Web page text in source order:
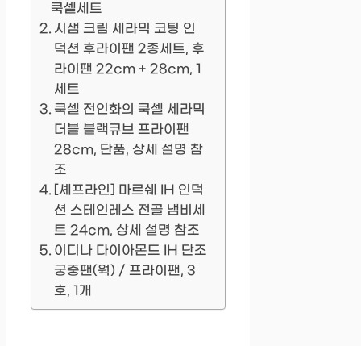
쿡셀세트
시샘 크림 세라믹 코팅 인
덕션 후라이팬 2종세트, 후
라이팬 22cm + 28cm, 1
세트
쿡셀 전인화의 쿡셀 세라믹
더블 블랙큐브 프라이팬
28cm, 단품, 상세 설명 참
조
[셰프라인] 마르쉐 IH 인덕
션 스테인레스 전골 냄비세
트 24cm, 상세 설명 참조
이디나 다이아몬드 IH 단조
궁중팬(웍) / 프라이팬, 3
호, 1개